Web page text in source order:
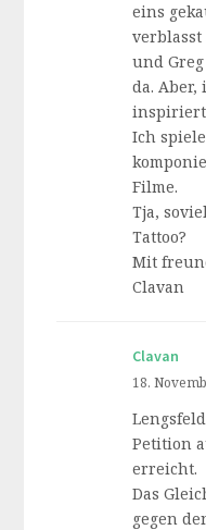
eins
verblasst
und
da.
inspiriert
Ich
Filme.
Tja,
Tattoo?
Mit
Clavan
Clavan
18.
Petition
erreicht.
Das
gegen